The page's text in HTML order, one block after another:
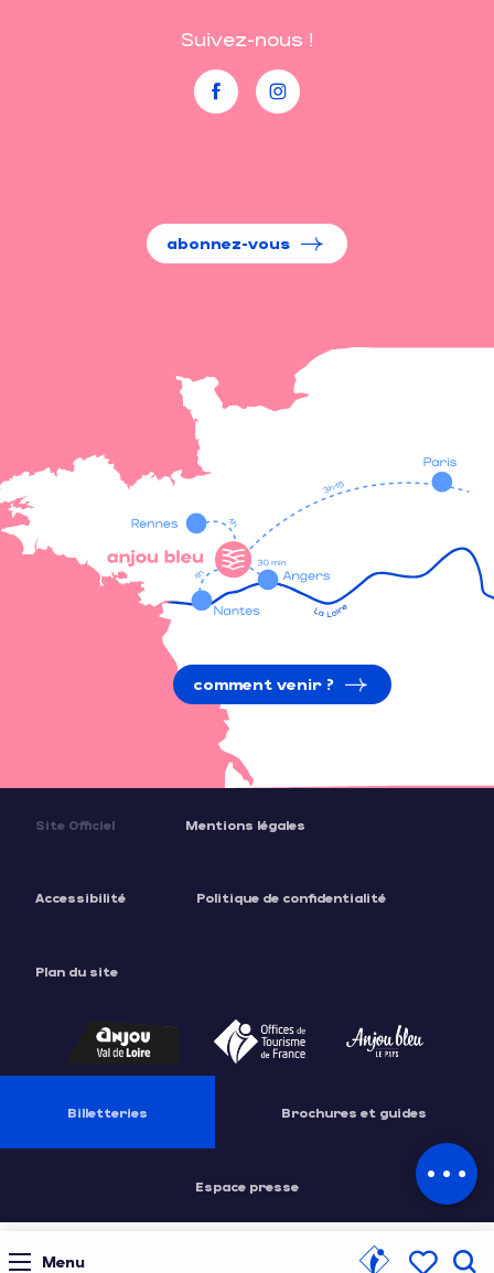
Menu
Tarifs
Contacter par email
Suivez-nous !
abonnez-vous
comment venir ?
Site Officiel Mentions légales
Accessibilité Politique de confidentialité
Plan du site
Billetteries Brochures et guides
Espace presse